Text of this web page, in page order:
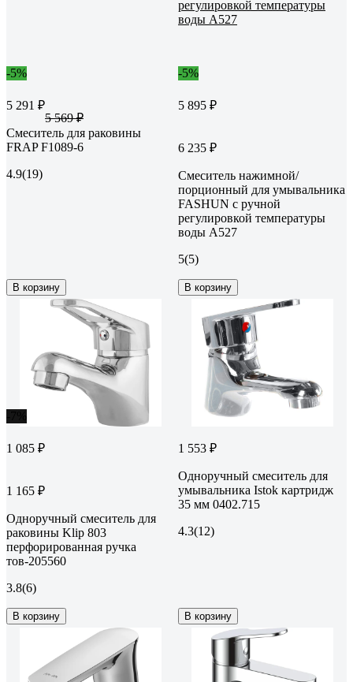
-5%
5 291 ₽
5 569 ₽
Смеситель для раковины
FRAP F1089-6
4.9(19)
В корзину
-5%
5 895 ₽
6 235 ₽
Смеситель нажимной/
порционный для умывальника
FASHUN с ручной
регулировкой температуры
воды A527
5(5)
В корзину
1 085 ₽
1 165 ₽
Одноручный смеситель для
раковины Klip 803
перфорированная ручка
тов-205560
3.8(6)
В корзину
1 553 ₽
Одноручный смеситель для
умывальника Istok картридж
35 мм 0402.715
4.3(12)
В корзину